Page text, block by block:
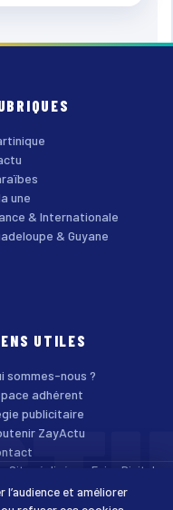
une
& Internationale
& Guyane
UTILES
sommes-nous ?
adhérent
publicitaire
ZayActu
Site réalisé par Enjoy Digital
Accessibilité
et améliorer